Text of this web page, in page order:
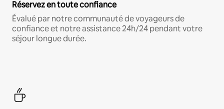
Réservez en toute confiance
Évalué par notre communauté de voyageurs de
confiance et notre assistance 24h/24 pendant votre
séjour longue durée.